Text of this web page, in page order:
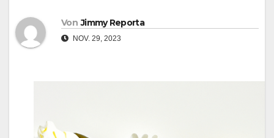
Von Jimmy Reporta
NOV. 29, 2023